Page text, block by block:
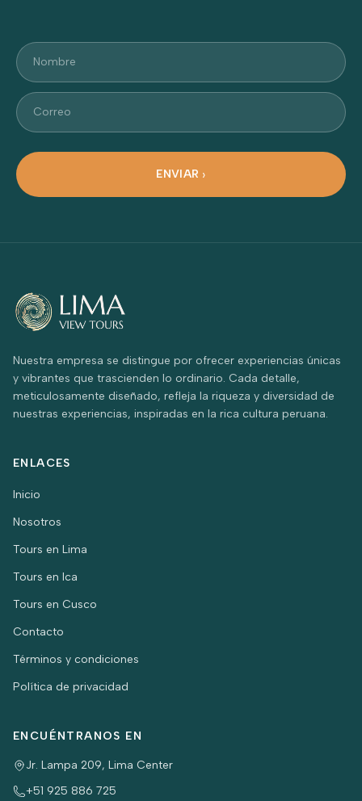
Nombre
Correo
ENVIAR
Nuestra empresa se distingue por ofrecer experiencias únicas
y vibrantes que trascienden lo ordinario. Cada detalle,
meticulosamente diseñado, refleja la riqueza y diversidad de
nuestras experiencias, inspiradas en la rica cultura peruana.
ENLACES
Inicio
Nosotros
Tours en Lima
Tours en Ica
Tours en Cusco
Contacto
Términos y condiciones
Política de privacidad
ENCUÉNTRANOS EN
Jr. Lampa 209, Lima Center
+51 925 886 725